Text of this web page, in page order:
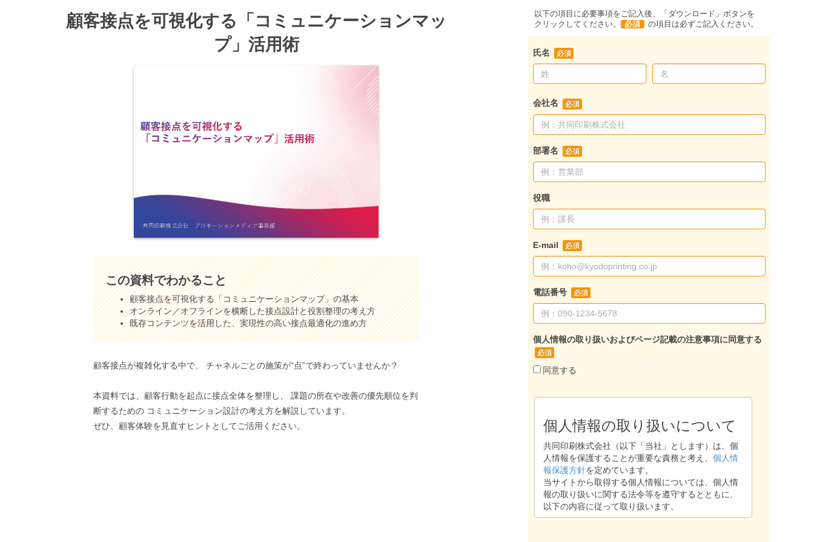
以下の項目に必要事項をご記入後、「ダウンロード」ボタンを
クリックしてください。
必須 の項目は必ずご記入ください。
顧客接点を可視化する「コミュニケーションマッ
プ」活用術
この資料でわかること
顧客接点を可視化する「コミュニケーションマップ」の基本
オンライン／オフラインを横断した接点設計と役割整理の考え方
既存コンテンツを活用した、実現性の高い接点最適化の進め方
顧客接点が複雑化する中で、 チャネルごとの施策が“点”で終わっていませんか？
本資料では、顧客行動を起点に接点全体を整理し、 課題の所在や改善の優先順位を判
断するための コミュニケーション設計の考え方を解説しています。
ぜひ、顧客体験を見直すヒントとしてご活用ください。
氏名
会社名
部署名
役職
E-mail
電話番号
個人情報の取り扱いおよびページ記載の注意事項に同意する
同意する
個人情報の取り扱いについて
共同印刷株式会社（以下「当社」とします）は、個
人情報を保護することが重要な責務と考え、 個人情
報保護方針を定めています。
当サイトから取得する個人情報については、個人情
報の取り扱いに関する法令等を遵守するとともに、
以下の内容に従って取り扱います。